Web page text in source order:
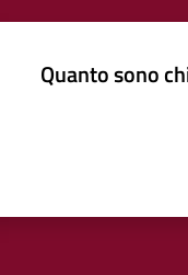
Quanto sono